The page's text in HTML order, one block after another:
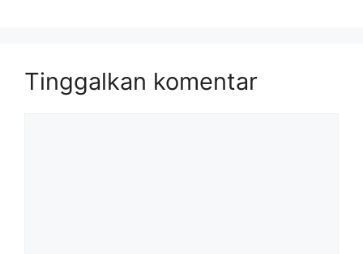
Tinggalkan komentar